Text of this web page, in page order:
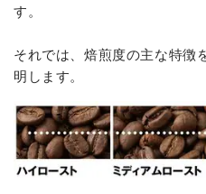
す。
それでは、焙煎度の主な特徴
明します。